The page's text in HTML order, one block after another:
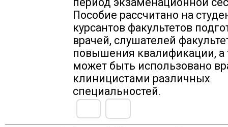
Пособие рассчитано на
курсантов факультетов
врачей, слушателей
повышения квалификации, а
может быть использовано
клиницистами различных
специальностей.